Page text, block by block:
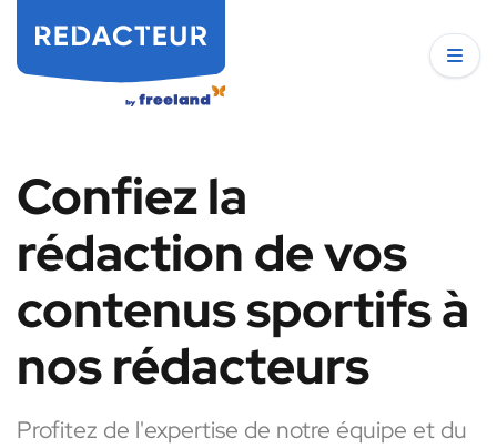
Confiez la
rédaction de vos
contenus sportifs à
nos rédacteurs
Profitez de l'expertise de notre équipe et du